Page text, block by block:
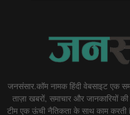
जनसंसार.कॉम नामक हिंदी वेबसाइट एक
ताज़ा खबरों, समाचार और जानकारियों
टीम एक ऊंची नैतिकता के साथ काम करती